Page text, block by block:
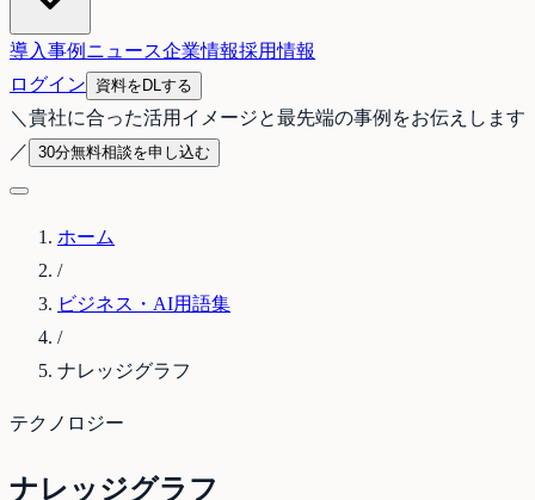
導入事例 ニュース企業情報採用情報
ログイン
資料をDLする
＼ 貴社に合った活用イメージと最先端の事例をお伝えします
／
30分無料相談を申し込む
ホーム
/
ビジネス・AI用語集
/
ナレッジグラフ
テクノロジー
ナレッジグラフ